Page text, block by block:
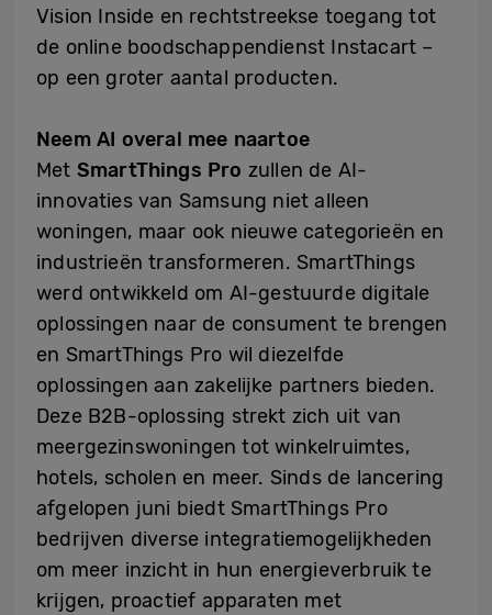
Vision Inside en rechtstreekse toegang tot
de online boodschappendienst Instacart –
op een groter aantal producten.
Neem AI overal mee naartoe
Met SmartThings Pro zullen de AI-
innovaties van Samsung niet alleen
woningen, maar ook nieuwe categorieën en
industrieën transformeren. SmartThings
werd ontwikkeld om AI-gestuurde digitale
oplossingen naar de consument te brengen
en SmartThings Pro wil diezelfde
oplossingen aan zakelijke partners bieden.
Deze B2B-oplossing strekt zich uit van
meergezinswoningen tot winkelruimtes,
hotels, scholen en meer. Sinds de lancering
afgelopen juni biedt SmartThings Pro
bedrijven diverse integratiemogelijkheden
om meer inzicht in hun energieverbruik te
krijgen, proactief apparaten met